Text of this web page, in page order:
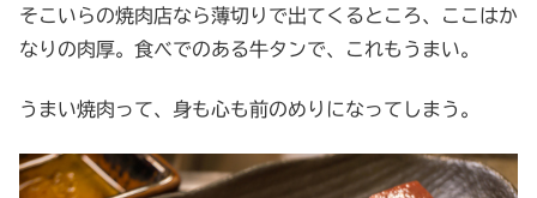
そこいらの焼肉店なら薄切りで出てくるところ、ここはか
なりの肉厚。食べでのある牛タンで、これもうまい。
うまい焼肉って、身も心も前のめりになってしまう。